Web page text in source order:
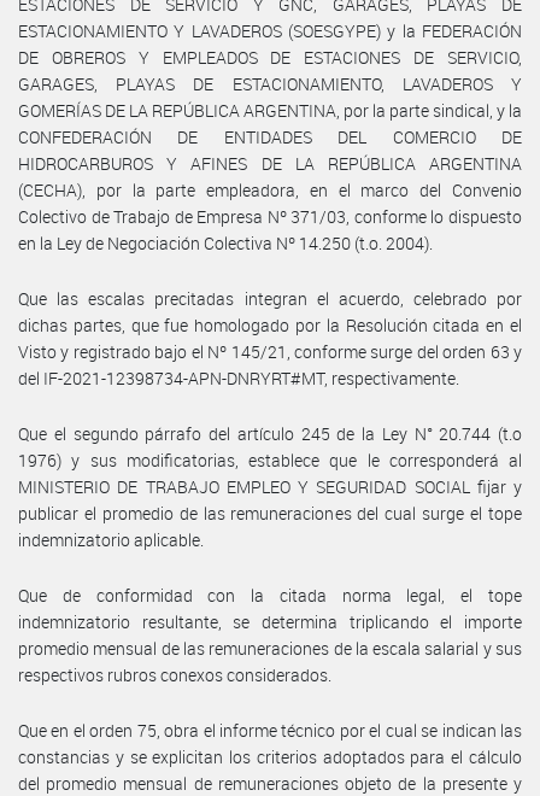
ESTACIONAMIENTO Y LAVADEROS (SOESGYPE) y la FEDERACIÓN
DE OBREROS Y EMPLEADOS DE ESTACIONES DE SERVICIO,
GARAGES, PLAYAS DE ESTACIONAMIENTO, LAVADEROS Y
GOMERÍAS DE LA REPÚBLICA ARGENTINA, por la parte sindical, y la
CONFEDERACIÓN DE ENTIDADES DEL COMERCIO DE
HIDROCARBUROS Y AFINES DE LA REPÚBLICA ARGENTINA
(CECHA), por la parte empleadora, en el marco del Convenio
Colectivo de Trabajo de Empresa Nº 371/03, conforme lo dispuesto
en la Ley de Negociación Colectiva Nº 14.250 (t.o. 2004).
Que las escalas precitadas integran el acuerdo, celebrado por
dichas partes, que fue homologado por la Resolución citada en el
Visto y registrado bajo el Nº 145/21, conforme surge del orden 63 y
del IF-2021-12398734-APN-DNRYRT#MT, respectivamente.
Que el segundo párrafo del artículo 245 de la Ley N° 20.744 (t.o
1976) y sus modificatorias, establece que le corresponderá al
MINISTERIO DE TRABAJO EMPLEO Y SEGURIDAD SOCIAL fijar y
publicar el promedio de las remuneraciones del cual surge el tope
indemnizatorio aplicable.
Que de conformidad con la citada norma legal, el tope
indemnizatorio resultante, se determina triplicando el importe
promedio mensual de las remuneraciones de la escala salarial y sus
respectivos rubros conexos considerados.
Que en el orden 75, obra el informe técnico por el cual se indican las
constancias y se explicitan los criterios adoptados para el cálculo
del promedio mensual de remuneraciones objeto de la presente y